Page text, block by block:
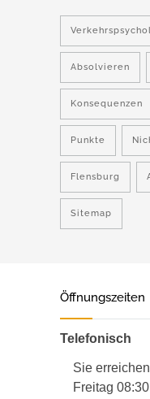
Absolvieren
Konsequenzen
Punkte
Flensburg
Sitemap
Öffnungszeiten
Telefonisch
Sie
Freitag